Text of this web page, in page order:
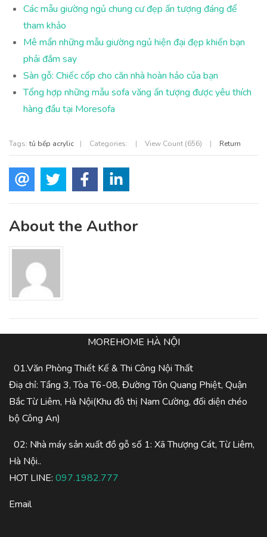
Các mẫu giường ngủ chung cư đẹp ấn tượng đáng để
tham khảo
Mê mẩn những mẫu giường ngủ hiện đại đẹp khiến bạn
phải đắm say
Sàn gỗ: Chiếc cốp cho căn nhà hoàn hảo của bạn
Tổng hợp những mẫu sofa văng ấn tượng được yêu thích
hàng đầu tại Moresofa
Tags: tủ bếp acrylic | Categories: | View Count (656) | Return
About the Author
MOREHOME HÀ NỘI
01.Văn Phòng Thiết Kế & Thi Công Nội Thất
Điạ chỉ: Tầng 3, Tòa T6-08, Đường Tôn Quang Phiệt, Quận
Bắc Từ Liêm, Hà Nội(Khu đô thị Nam Cường, đối diện chéo
bộ Công An)
02: Nhà máy sản xuất đồ gỗ số 1: Xã Thượng Cát, Từ Liêm,
Hà Nội..
HOT LINE: 097.1982.777
Email